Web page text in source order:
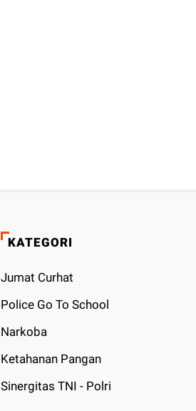
KATEGORI
Jumat Curhat
Police Go To School
Narkoba
Ketahanan Pangan
Sinergitas TNI - Polri